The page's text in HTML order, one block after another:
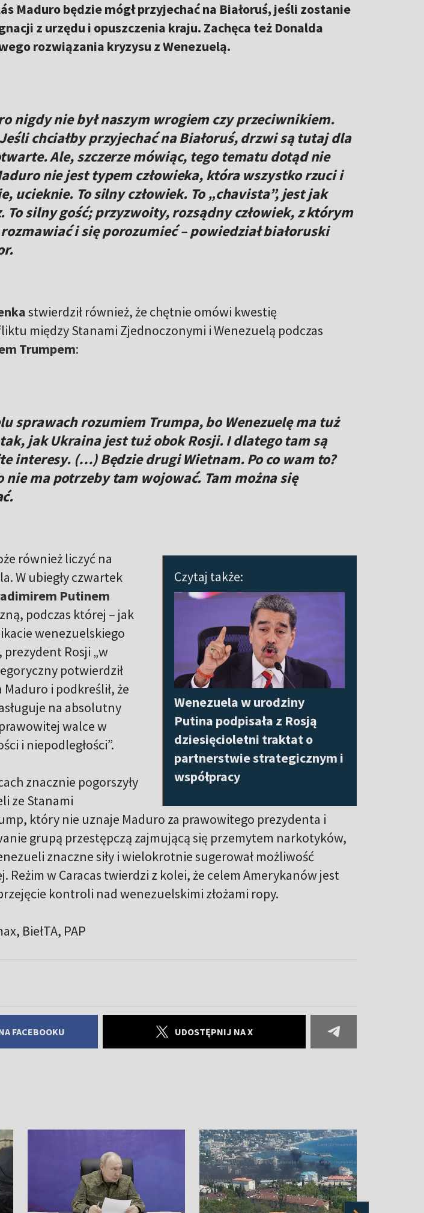
Maduro będzie mógł przyjechać na Białoruś, jeśli zostanie
z urzędu i opuszczenia kraju. Zachęca też Donalda
rozwiązania kryzysu z Wenezuelą.
nigdy nie był naszym wrogiem czy przeciwnikiem.
chciałby przyjechać na Białoruś, drzwi są tutaj dla
Ale, szczerze mówiąc, tego tematu dotąd nie
nie jest typem człowieka, która wszystko rzuci i
ucieknie. To silny człowiek. To „chavista”, jest jak
To silny gość; przyzwoity, rozsądny człowiek, z którym
i się porozumieć – powiedział białoruski
stwierdził również, że chętnie omówi kwestię
między Stanami Zjednoczonymi i Wenezuelą podczas
Trumpem:
sprawach rozumiem Trumpa, bo Wenezuelę ma tuż
jak Ukraina jest tuż obok Rosji. I dlatego tam są
interesy. (…) Będzie drugi Wietnam. Po co wam to?
nie ma potrzeby tam wojować. Tam można się
Czytaj także:
Wenezuela w urodziny
Putina podpisała z Rosją
dziesięcioletni traktat o
partnerstwie strategicznym i
współpracy
również liczyć na
W ubiegły czwartek
Putinem
podczas której – jak
wenezuelskiego
Rosji „w
potwierdził
i podkreślił, że
na absolutny
walce w
i niepodległości”.
znacznie pogorszyły
ze Stanami
który nie uznaje Maduro za prawowitego prezydenta i
grupą przestępczą zajmującą się przemytem narkotyków,
znaczne siły i wielokrotnie sugerował możliwość
Reżim w Caracas twierdzi z kolei, że celem Amerykanów jest
kontroli nad wenezuelskimi złożami ropy.
BiełTA, PAP
FACEBOOKU UDOSTĘPNIJ NA X